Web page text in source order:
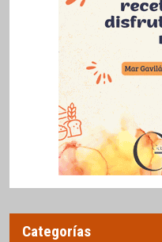
Categorías